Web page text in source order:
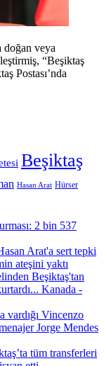
doğan veya
“Beşiktaş
Postası’nda
Beşiktaş
Hasan Arat Hürser